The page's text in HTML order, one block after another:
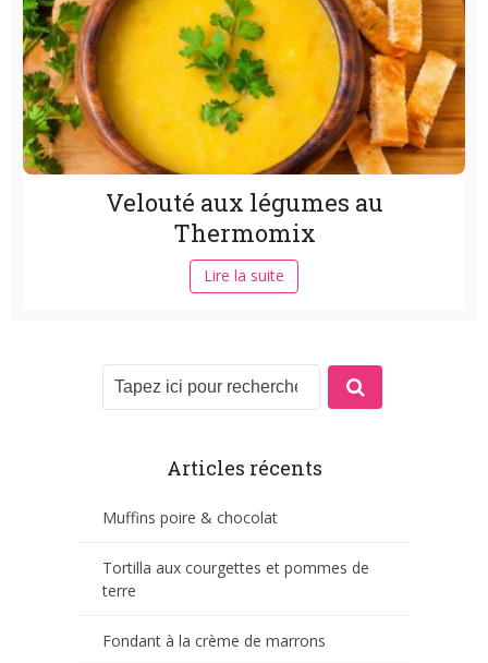
Velouté aux légumes au
Thermomix
Lire la suite
Articles récents
Muffins poire & chocolat
Tortilla aux courgettes et pommes de
terre
Fondant à la crème de marrons